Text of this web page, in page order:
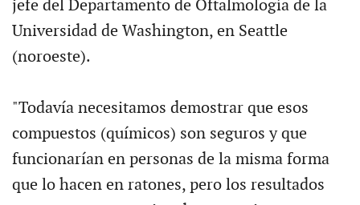
jefe del Departamento de Oftalmología de la
Universidad de Washington, en Seattle
(noroeste).
"Todavía necesitamos demostrar que esos
compuestos (químicos) son seguros y que
funcionarían en personas de la misma forma
que lo hacen en ratones, pero los resultados